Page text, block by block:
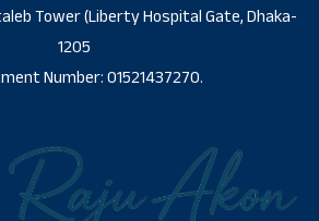
Tower (Liberty Hospital Gate, Dhaka-
1205
Number: 01521437270.